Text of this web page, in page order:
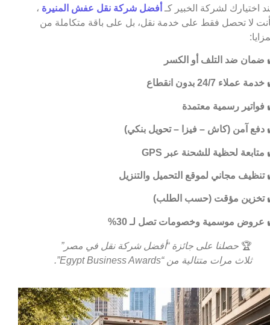
اختيارك لشركة الخبير كـ أفضل شركة نقل عفش المنيرة ،
لا تحصل فقط على خدمة نقل، بل على باقة متكاملة من
ضمان ضد التلف أو الكسر
خدمة عملاء 24/7 بدون انقطاع
فواتير رسمية معتمدة
دفع آمن (كاش – فيزا – تحويل بنكي)
متابعة لحظية للشحنة عبر GPS
تنظيف مجاني لموقع التحميل والتنزيل
تخزين مؤقت (حسب الطلب)
عروض موسمية وخصومات تصل لـ 30%
🏆 حصلنا على جائزة “أفضل شركة نقل في مصر”
ثلاث مرات متتالية من “Egypt Business Awards”.